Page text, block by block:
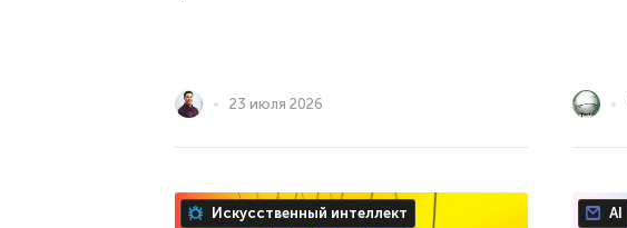
23 июля 2026
Искусственный интеллект AI